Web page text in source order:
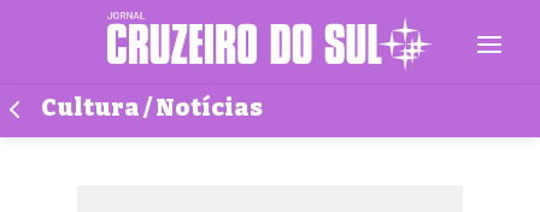
Cultura / Notícias